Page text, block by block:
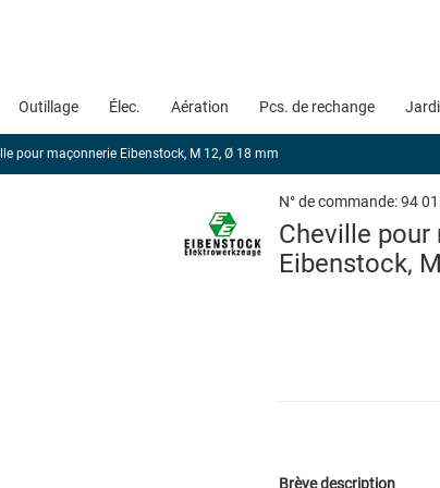
Outillage Élec. Aération Pcs. de rechange
pour maçonnerie Eibenstock, M 12, Ø 18 mm
N° de commande:94
Cheville pour
Eibenstock,
Brève description